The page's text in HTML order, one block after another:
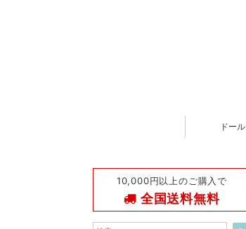
ドール
10,000円以上のご購入で
全国送料無料